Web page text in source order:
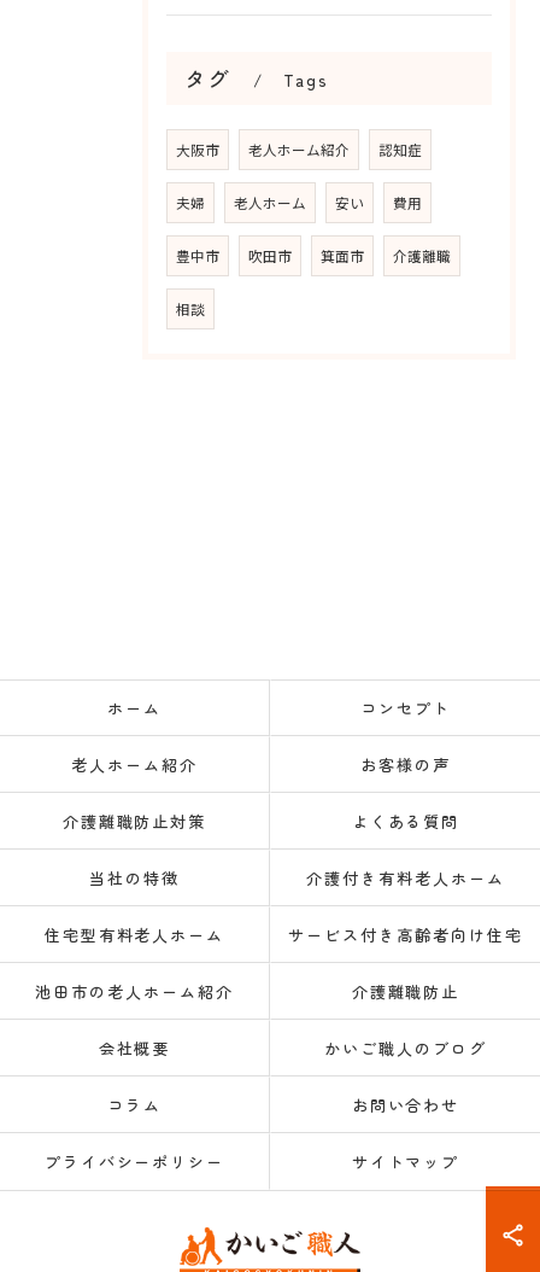
タグ Tags
大阪市 老人ホーム紹介 認知症
夫婦 老人ホーム 安い 費用
豊中市 吹田市 箕面市 介護離職
相談
ホーム コンセプト
老人ホーム紹介 お客様の声
介護離職防止対策 よくある質問
当社の特徴 介護付き有料老人ホーム
住宅型有料老人ホーム サービス付き高齢者向け住宅
池田市の老人ホーム紹介 介護離職防止
会社概要 かいご職人のブログ
コラム お問い合わせ
プライバシーポリシー サイトマップ